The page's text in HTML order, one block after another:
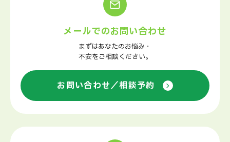
メールでのお問い合わせ
まずはあなたのお悩み・
不安をご相談ください。
お問い合わせ／相談予約